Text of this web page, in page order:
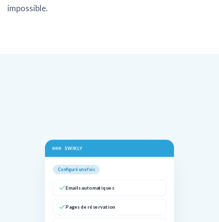
impossible.
SWIKLY
Configuré une fois
Emails automatiques
Pages de réservation